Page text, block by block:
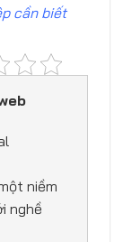
cần biết
niềm
nghề